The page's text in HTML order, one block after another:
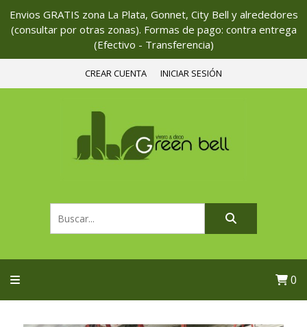
Envios GRATIS zona La Plata, Gonnet, City Bell y alrededores
(consultar por otras zonas). Formas de pago: contra entrega
(Efectivo - Transferencia)
CREAR CUENTA INICIAR SESIÓN
0